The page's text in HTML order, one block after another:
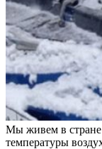
Мы живем в стране
температуры